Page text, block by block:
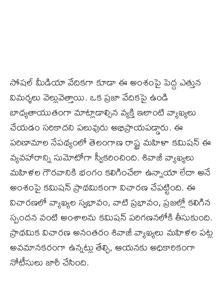
సోషల్ మీడియా వేదికగా కూడా ఈ అంశంపై పెద్ద ఎత్తున
విమర్శలు వెల్లువెత్తాయి. ఒక ప్రజా వేదికపై ఉండి
బాధ్యతాయుతంగా మాట్లాడాల్సిన వ్యక్తి ఇలాంటి వ్యాఖ్యలు
చేయడం సరికాదని పలువురు అభిప్రాయపడ్డారు. ఈ
పరిణామాల నేపథ్యంలో తెలంగాణ రాష్ట్ర మహిళా కమిషన్ ఈ
వ్యవహారాన్ని సుమోటోగా స్వీకరించింది. శివాజీ వ్యాఖ్యలు
మహిళల గౌరవానికి భంగం కలిగించేలా ఉన్నాయా లేదా అనే
అంశంపై కమిషన్ ప్రాథమికంగా విచారణ చేపట్టింది. ఈ
విచారణలో వ్యాఖ్యల స్వభావం, వాటి ప్రభావం, ప్రజల్లో కలిగిన
స్పందన వంటి అంశాలను కమిషన్ పరిగణనలోకి తీసుకుంది.
ప్రాథమిక విచారణ అనంతరం శివాజీ వ్యాఖ్యలు మహిళల పట్ల
అవమానకరంగా ఉన్నట్లు తేల్చి, ఆయనకు అధికారికంగా
నోటీసులు జారీ చేసింది.